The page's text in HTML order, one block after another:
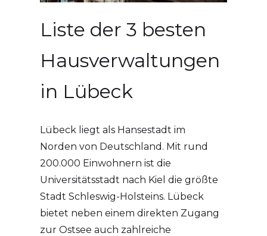
Liste der 3 besten
Hausverwaltungen
in Lübeck
Lübeck liegt als Hansestadt im
Norden von Deutschland. Mit rund
200.000 Einwohnern ist die
Universitätsstadt nach Kiel die größte
Stadt Schleswig-Holsteins. Lübeck
bietet neben einem direkten Zugang
zur Ostsee auch zahlreiche